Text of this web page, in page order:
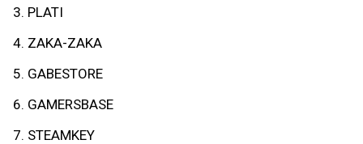
3. PLATI
4. ZAKA-ZAKA
5. GABESTORE
6. GAMERSBASE
7. STEAMKEY